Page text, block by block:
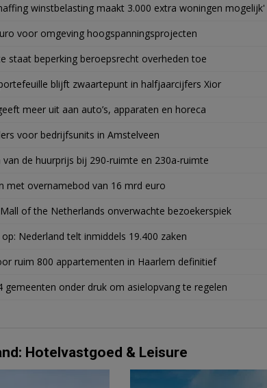
winstbelasting maakt 3.000 extra woningen mogelijk'
voor omgeving hoogspanningsprojecten
staat beperking beroepsrecht overheden toe
blijft zwaartepunt in halfjaarcijfers Xior
meer uit aan auto’s, apparaten en horeca
voor bedrijfsunits in Amstelveen
van de huurprijs bij 290-ruimte en 230a-ruimte
met overnamebod van 16 mrd euro
of the Netherlands onverwachte bezoekerspiek
Nederland telt inmiddels 19.400 zaken
ruim 800 appartementen in Haarlem definitief
gemeenten onder druk om asielopvang te regelen
Hotelvastgoed & Leisure